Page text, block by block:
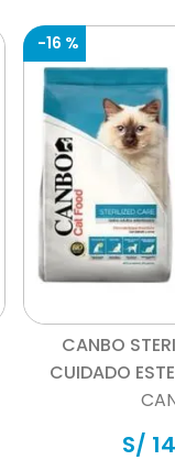
-16 %
CANBO
CUIDADO
S/